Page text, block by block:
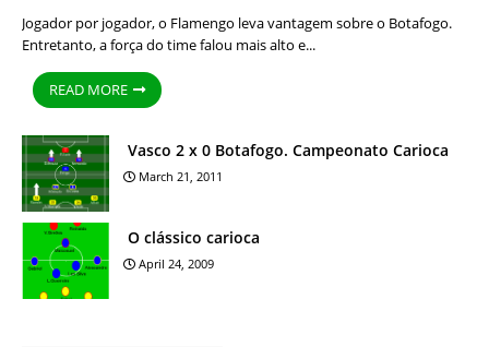
Jogador por jogador, o Flamengo leva vantagem sobre o Botafogo.
Entretanto, a força do time falou mais alto e...
READ MORE
Vasco 2 x 0 Botafogo. Campeonato Carioca
March 21, 2011
O clássico carioca
April 24, 2009